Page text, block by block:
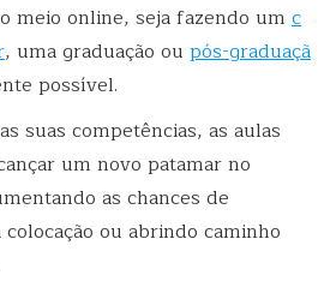
meio online, seja fazendo um c
, uma graduação ou pós-graduaçã
possível.
suas competências, as aulas
um novo patamar no
as chances de
ou abrindo caminho